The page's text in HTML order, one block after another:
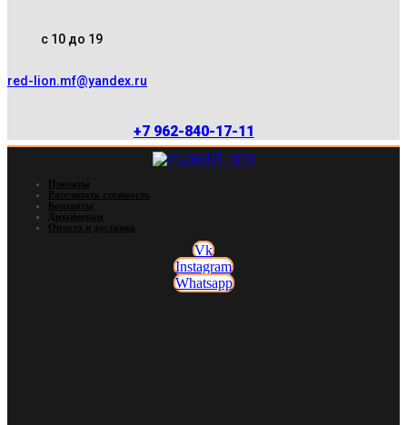
с 10 до 19
red-lion.mf@yandex.ru
+7 962-840-17-11
Проекты
Рассчитать стоимость
Контакты
Дизайнерам
Оплата и доставка
Vk
Instagram
Whatsapp